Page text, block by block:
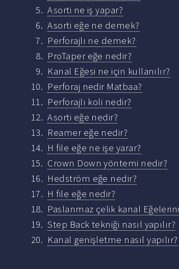
Asorti ne iş yapar?
Asorti eğe ne demek?
Perforajlı ne demek?
ProTaper eğe nedir?
Kanal Eğesi ne için kullanılır?
Perforaj nedir Matbaa?
Perforajlı koli nedir?
Asorti eğe nedir?
Reamer eğe nedir?
H file eğe ne işe yarar?
Crown Down yöntemi nedir?
Hedström eğe nedir?
H file eğe nedir?
Paslanmaz çelik kanal
Step Back tekniği nasıl yapılır?
Kanal genişletme nasıl yapılır?